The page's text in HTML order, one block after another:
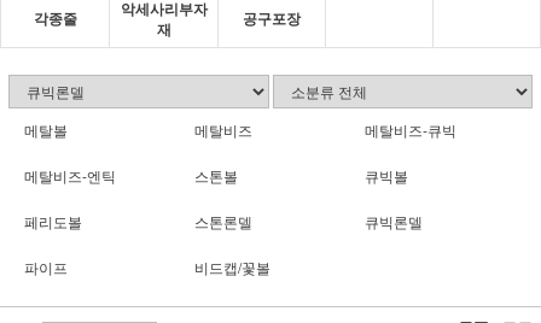
각종줄
악세사리부자
재
공구포장
메탈볼 메탈비즈 메탈비즈-큐빅
메탈비즈-엔틱 스톤볼 큐빅볼
페리도볼 스톤론델 큐빅론델
파이프 비드캡/꽃볼